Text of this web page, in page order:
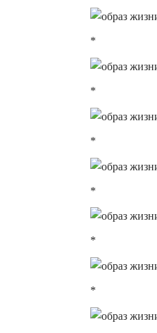
*
*
*
*
*
*